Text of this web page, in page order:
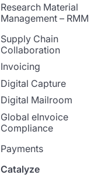
Research Material
Management – RMM
Supply Chain
Collaboration
Invoicing
Digital Capture
Digital Mailroom
Global eInvoice
Compliance
Payments
Catalyze